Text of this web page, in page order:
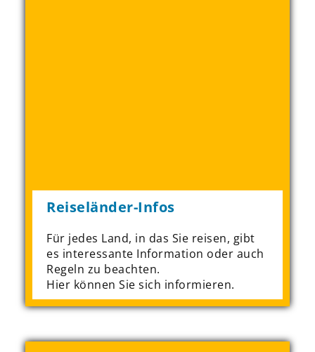
Reiseländer-Infos
Für jedes Land, in das Sie reisen, gibt
es interessante Information oder auch
Regeln zu beachten.
Hier können Sie sich informieren.